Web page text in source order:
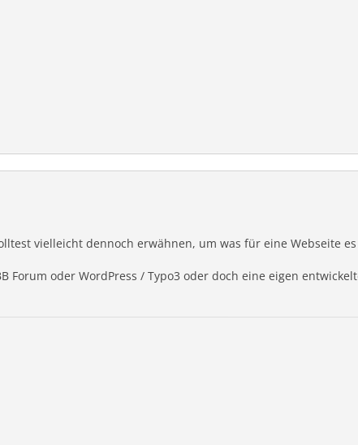
vielleicht dennoch erwähnen, um was für eine Webseite
Forum oder WordPress / Typo3 oder doch eine eigen